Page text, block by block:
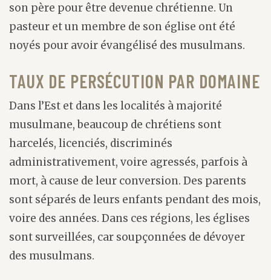
son père pour être devenue chrétienne. Un
pasteur et un membre de son église ont été
noyés pour avoir évangélisé des musulmans.
TAUX DE PERSÉCUTION PAR DOMAINE
Dans l’Est et dans les localités à majorité
musulmane, beaucoup de chrétiens sont
harcelés, licenciés, discriminés
administrativement, voire agressés, parfois à
mort, à cause de leur conversion. Des parents
sont séparés de leurs enfants pendant des mois,
voire des années. Dans ces régions, les églises
sont surveillées, car soupçonnées de dévoyer
des musulmans.